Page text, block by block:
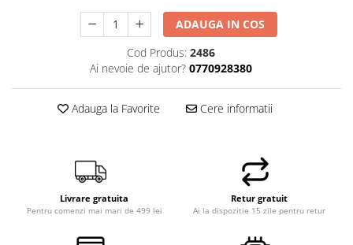
PC, Componente & Software
Calculatoare NOI
Calculatoare Mini NOI
Calculatoare REFURBISHED
Calculatoare RENEW
Calculatoare WORKSTATION
Componente PC NOI
ADAUGA IN COS
Cod Produs: 2486
Ai nevoie de ajutor? 0770928380
Adauga la Favorite Cere informatii
Livrare gratuita
Pentru comenzi mai mari de 499 lei
Retur gratuit
Ai la dispozitie 15 zile pentru retur